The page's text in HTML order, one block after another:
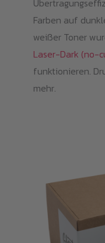
Farben auf
weißer Toner
Laser-Dark (no-
funktionieren.
mehr.